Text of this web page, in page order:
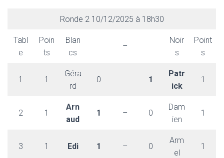
Ronde 2 10/12/2025 à 18h30
Tabl
e
Poin
ts
Blan
cs
–
Noir
s
Point
s
1 1
Géra
rd
0 – 1
Patr
ick
1
2 1
Arn
aud
1 – 0
Dam
ien
1
3 1 Edi 1 – 0
Arm
el
1